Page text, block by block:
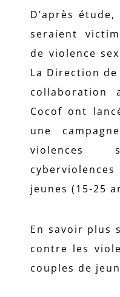
D’après
seraient
de violence
La Direction de
collaboration
Cocof ont
une
violences
jeunes (15-25
En savoir plus
contre les
couples de